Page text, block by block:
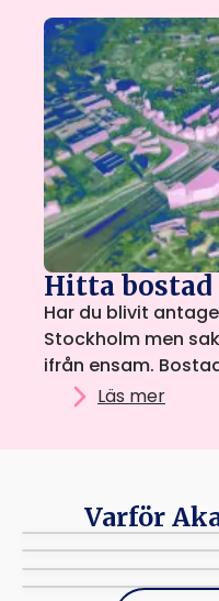
andra hand eller
ofta ett bra och
Hitta
Har du blivit
Stockholm men
ifrån ensam.
studenter
Läs mer
Varför
Kostnadsfritt!
Vi tar ingen provision
Studentdrivet
Vi drivs av och når ut till
Kundtjänst